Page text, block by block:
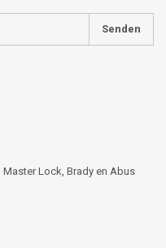
Senden
Lock, Brady en Abus